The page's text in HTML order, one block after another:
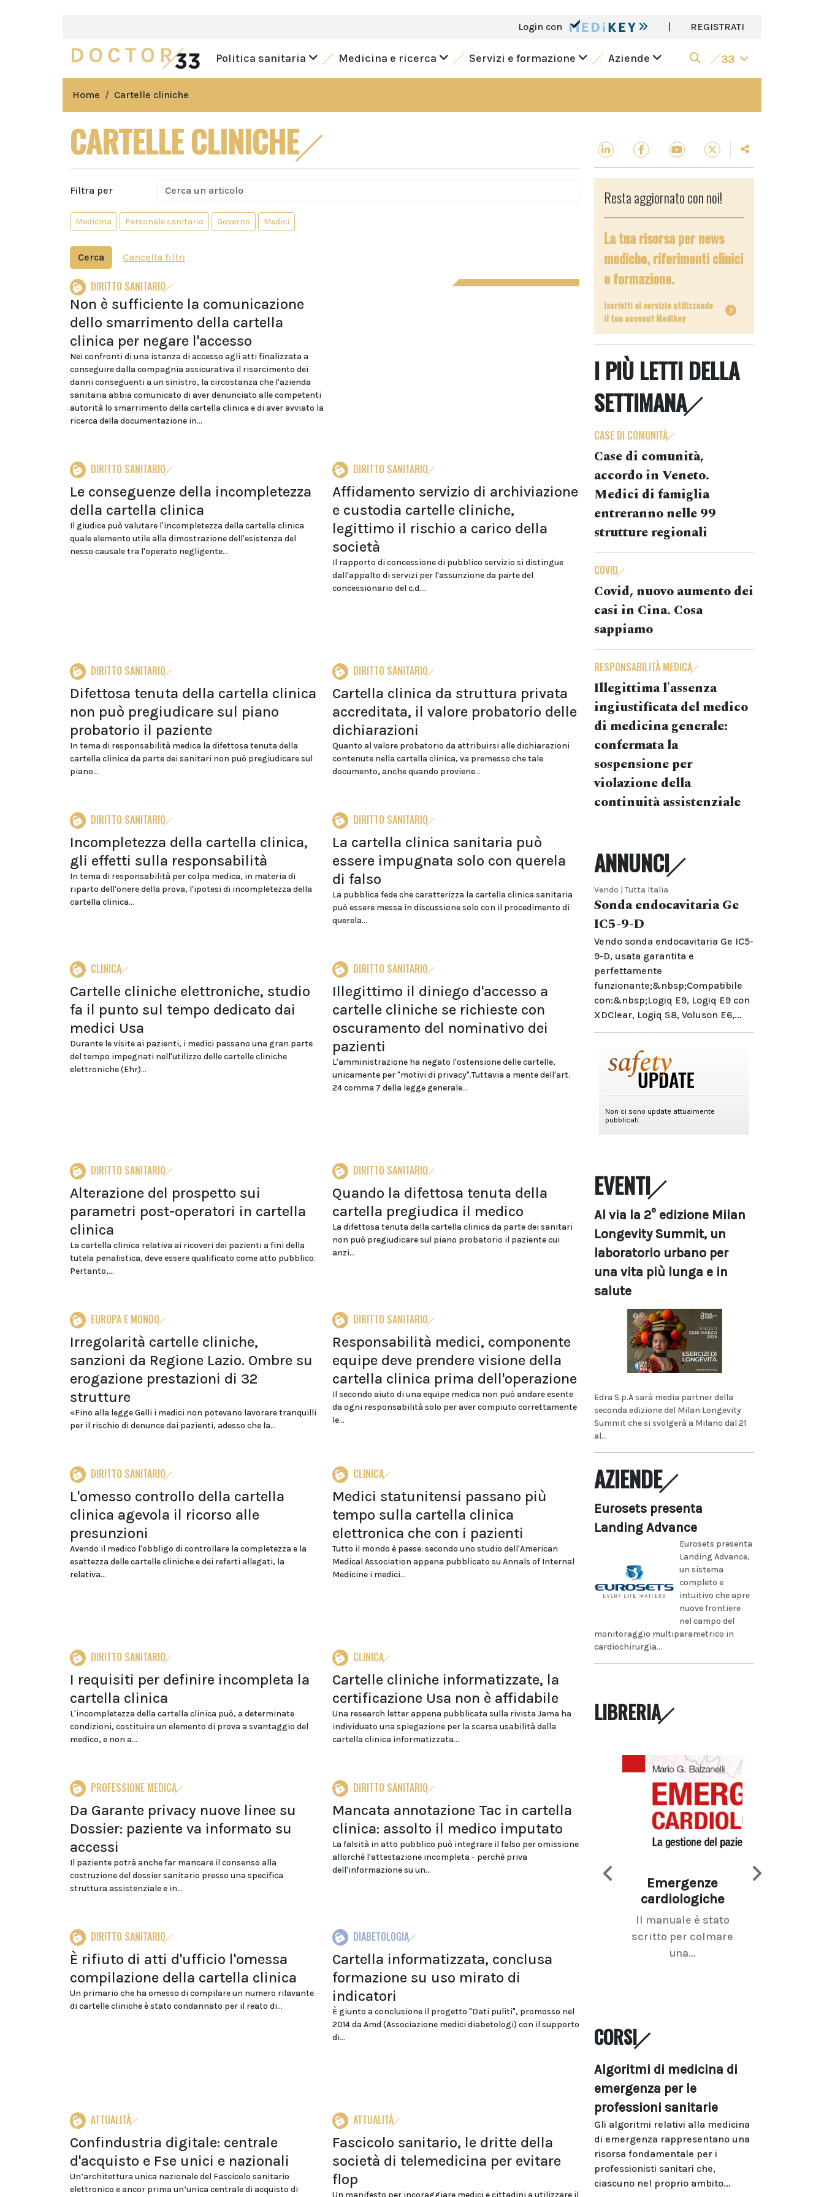
Login con | REGISTRATI
Politica sanitaria Medicina e ricerca Servizi e formazione Aziende 33
Home Cartelle cliniche
CARTELLE CLINICHE
Filtra per
Medicina Personale sanitario Governo Medici
Cerca Cancella filtri
DIRITTO SANITARIO
Non è sufficiente la comunicazione
dello smarrimento della cartella
clinica per negare l'accesso
Nei confronti di una istanza di accesso agli atti finalizzata a
conseguire dalla compagnia assicurativa il risarcimento dei
danni conseguenti a un sinistro, la circostanza che l'azienda
sanitaria abbia comunicato di aver denunciato alle competenti
autorità lo smarrimento della cartella clinica e di aver avviato la
ricerca della documentazione in...
DIRITTO SANITARIO
Le conseguenze della incompletezza
della cartella clinica
Il giudice può valutare l'incompletezza della cartella clinica
quale elemento utile alla dimostrazione dell'esistenza del
nesso causale tra l'operato negligente...
DIRITTO SANITARIO
Affidamento servizio di archiviazione
e custodia cartelle cliniche,
legittimo il rischio a carico della
società
Il rapporto di concessione di pubblico servizio si distingue
dall'appalto di servizi per l'assunzione da parte del
concessionario del c.d....
DIRITTO SANITARIO
Difettosa tenuta della cartella clinica
non può pregiudicare sul piano
probatorio il paziente
In tema di responsabilità medica la difettosa tenuta della
cartella clinica da parte dei sanitari non può pregiudicare sul
piano...
DIRITTO SANITARIO
Cartella clinica da struttura privata
accreditata, il valore probatorio delle
dichiarazioni
Quanto al valore probatorio da attribuirsi alle dichiarazioni
contenute nella cartella clinica, va premesso che tale
documento, anche quando proviene...
DIRITTO SANITARIO
Incompletezza della cartella clinica,
gli effetti sulla responsabilità
In tema di responsabilità per colpa medica, in materia di
riparto dell'onere della prova, l'ipotesi di incompletezza della
cartella clinica...
DIRITTO SANITARIO
La cartella clinica sanitaria può
essere impugnata solo con querela
di falso
La pubblica fede che caratterizza la cartella clinica sanitaria
può essere messa in discussione solo con il procedimento di
querela...
CLINICA
Cartelle cliniche elettroniche, studio
fa il punto sul tempo dedicato dai
medici Usa
Durante le visite ai pazienti, i medici passano una gran parte
del tempo impegnati nell'utilizzo delle cartelle cliniche
elettroniche (Ehr)...
DIRITTO SANITARIO
Illegittimo il diniego d'accesso a
cartelle cliniche se richieste con
oscuramento del nominativo dei
pazienti
L'amministrazione ha negato l'ostensione delle cartelle,
unicamente per "motivi di privacy".Tuttavia a mente dell'art.
24 comma 7 della legge generale...
DIRITTO SANITARIO
Alterazione del prospetto sui
parametri post-operatori in cartella
clinica
La cartella clinica relativa ai ricoveri dei pazienti a fini della
tutela penalistica, deve essere qualificato come atto pubblico.
Pertanto,...
DIRITTO SANITARIO
Quando la difettosa tenuta della
cartella pregiudica il medico
La difettosa tenuta della cartella clinica da parte dei sanitari
non può pregiudicare sul piano probatorio il paziente cui
anzi...
EUROPA E MONDO
Irregolarità cartelle cliniche,
sanzioni da Regione Lazio. Ombre su
erogazione prestazioni di 32
strutture
«Fino alla legge Gelli i medici non potevano lavorare tranquilli
per il rischio di denunce dai pazienti, adesso che la...
DIRITTO SANITARIO
Responsabilità medici, componente
equipe deve prendere visione della
cartella clinica prima dell'operazione
Il secondo aiuto di una equipe medica non può andare esente
da ogni responsabilità solo per aver compiuto correttamente
le...
DIRITTO SANITARIO
L'omesso controllo della cartella
clinica agevola il ricorso alle
presunzioni
Avendo il medico l'obbligo di controllare la completezza e la
esattezza delle cartelle cliniche e dei referti allegati, la
relativa...
CLINICA
Medici statunitensi passano più
tempo sulla cartella clinica
elettronica che con i pazienti
Tutto il mondo è paese: secondo uno studio dell'American
Medical Association appena pubblicato su Annals of Internal
Medicine i medici...
DIRITTO SANITARIO
I requisiti per definire incompleta la
cartella clinica
L'incompletezza della cartella clinica può, a determinate
condizioni, costituire un elemento di prova a svantaggio del
medico, e non a...
CLINICA
Cartelle cliniche informatizzate, la
certificazione Usa non è affidabile
Una research letter appena pubblicata sulla rivista Jama ha
individuato una spiegazione per la scarsa usabilità della
cartella clinica informatizzata...
PROFESSIONE MEDICA
Da Garante privacy nuove linee su
Dossier: paziente va informato su
accessi
Il paziente potrà anche far mancare il consenso alla
costruzione del dossier sanitario presso una specifica
struttura assistenziale e in...
DIRITTO SANITARIO
Mancata annotazione Tac in cartella
clinica: assolto il medico imputato
La falsità in atto pubblico può integrare il falso per omissione
allorchè l'attestazione incompleta - perchè priva
dell'informazione su un...
DIRITTO SANITARIO
È rifiuto di atti d'ufficio l'omessa
compilazione della cartella clinica
Un primario che ha omesso di compilare un numero rilavante
di cartelle cliniche è stato condannato per il reato di...
DIABETOLOGIA
Cartella informatizzata, conclusa
formazione su uso mirato di
indicatori
È giunto a conclusione il progetto "Dati puliti", promosso nel
2014 da Amd (Associazione medici diabetologi) con il supporto
di...
ATTUALITÀ
Confindustria digitale: centrale
d'acquisto e Fse unici e nazionali
Un’architettura unica nazionale del Fascicolo sanitario
elettronico e ancor prima un’unica centrale di acquisto di
ATTUALITÀ
Fascicolo sanitario, le dritte della
società di telemedicina per evitare
flop
Un manifesto per incoraggiare medici e cittadini a utilizzare il
Resta aggiornato con noi!
La tua risorsa per news
mediche, riferimenti clinici
e formazione.
Iscriviti al servizio utilizzando
il tuo account Medikey
I PIÙ LETTI DELLA
SETTIMANA
CASE DI COMUNITÀ
Case di comunità,
accordo in Veneto.
Medici di famiglia
entreranno nelle 99
strutture regionali
COVID
Covid, nuovo aumento dei
casi in Cina. Cosa
sappiamo
RESPONSABILITÀ MEDICA
Illegittima l'assenza
ingiustificata del medico
di medicina generale:
confermata la
sospensione per
violazione della
continuità assistenziale
ANNUNCI
Vendo | Tutta Italia
Sonda endocavitaria Ge
IC5-9-D
Vendo sonda endocavitaria Ge IC5-
9-D, usata garantita e
perfettamente
funzionante;&nbsp;Compatibile
con:&nbsp;Logiq E9, Logiq E9 con
XDClear, Logiq S8, Voluson E6,...
EVENTI
Al via la 2° edizione Milan
Longevity Summit, un
laboratorio urbano per
una vita più lunga e in
salute
Edra S.p.A sarà media partner della
seconda edizione del Milan Longevity
Summit che si svolgerà a Milano dal 21
al...
AZIENDE
Eurosets presenta
Landing Advance
Eurosets presenta
Landing Advance,
un sistema
completo e
intuitivo che apre
nuove frontiere
nel campo del
monitoraggio multiparametrico in
cardiochirurgia...
LIBRERIA
Emergenze
cardiologiche
Il manuale è stato
scritto per colmare
una...
CORSI
Algoritmi di medicina di
emergenza per le
professioni sanitarie
Gli algoritmi relativi alla medicina
di emergenza rappresentano una
risorsa fondamentale per i
professionisti sanitari che,
ciascuno nel proprio ambito...